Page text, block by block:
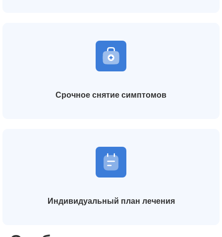
Срочное снятие симптомов
Индивидуальный план лечения